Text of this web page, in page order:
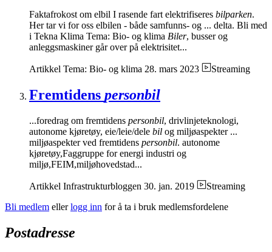
Faktafrokost om elbil I rasende fart elektrifiseres bilparken.
Her tar vi for oss elbilen - både samfunns- og ... delta. Bli med
i Tekna Klima Tema: Bio- og klima Biler, busser og
anleggsmaskiner går over på elektrisitet...
Artikkel Tema: Bio- og klima 28. mars 2023 Streaming
Fremtidens personbil
...foredrag om fremtidens personbil, drivlinjeteknologi,
autonome kjøretøy, eie/leie/dele bil og miljøaspekter ...
miljøaspekter ved fremtidens personbil. autonome
kjøretøy,Faggruppe for energi industri og
miljø,FEIM,miljøhovedstad...
Artikkel Infrastrukturbloggen 30. jan. 2019
Streaming
Bli medlem ellerlogg inn for å ta i bruk medlemsfordelene
Postadresse